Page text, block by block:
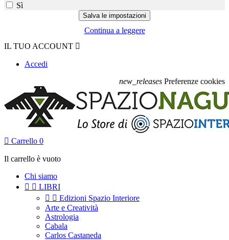
Sì
Continua a leggere
IL TUO ACCOUNT 
Accedi
new_releases Preferenze cookies
 Carrello 0
Il carrello è vuoto
Chi siamo
  LIBRI
  Edizioni Spazio Interiore
Arte e Creatività
Astrologia
Cabala
Carlos Castaneda